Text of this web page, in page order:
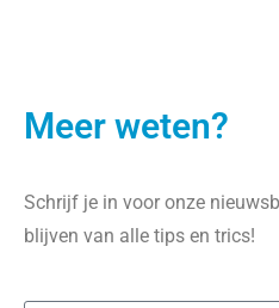
Meer weten?
Schrijf je in voor onze
blijven van alle tips en trics!